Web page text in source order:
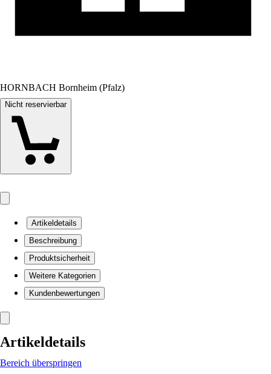
HORNBACH Bornheim (Pfalz)
Nicht reservierbar
Artikeldetails
Beschreibung
Produktsicherheit
Weitere Kategorien
Kundenbewertungen
Artikeldetails
Bereich überspringen